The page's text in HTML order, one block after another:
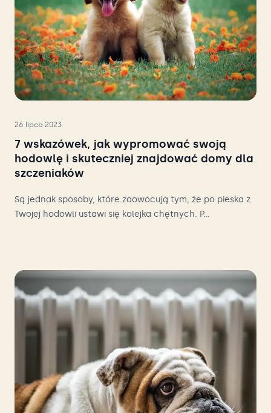
26 lipca 2023
7 wskazówek, jak wypromować swoją
hodowlę i skuteczniej znajdować domy dla
szczeniaków
Są jednak sposoby, które zaowocują tym, że po pieska z
Twojej hodowli ustawi się kolejka chętnych. P...